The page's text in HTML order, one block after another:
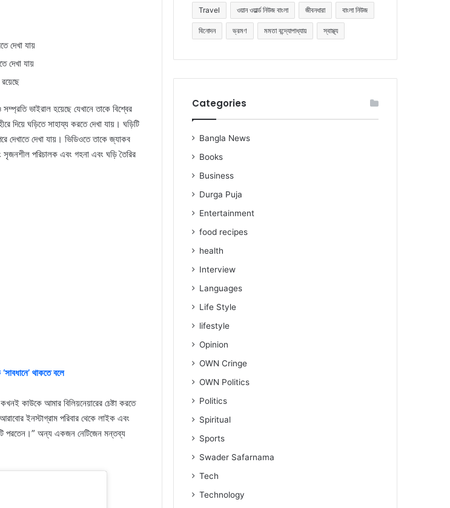
দেখা যায়
দেখা যায়
ভাইরাল হয়েছে যেখানে তাকে বিশ্বের
দিয়ে ঘড়িতে সাহায্য করতে দেখা যায়। ঘড়িটি
দেখা যায়। ভিডিওতে তাকে জ্যাকব
পরিচালক এবং গহনা এবং ঘড়ি তৈরির
থাকতে বলে
কাউকে আমার বিলিয়নেয়ারের চেষ্টা করতে
ইনস্টাগ্রাম পরিবার থেকে লাইক এবং
পরতেন।” অন্য একজন নেটিজেন মন্তব্য
Travel ওয়ান ওয়ার্ল্ড নিউজ বাংলা জীবনধারা বাংলা নিউজ
বিনোদন ভ্রমণ মমতা বন্দ্যোপাধ্যায় স্বাস্থ্য
Categories
Bangla News
Books
Business
Durga Puja
Entertainment
food recipes
health
Interview
Languages
Life Style
lifestyle
Opinion
OWN Cringe
OWN Politics
Politics
Spiritual
Sports
Swader Safarnama
Tech
Technology